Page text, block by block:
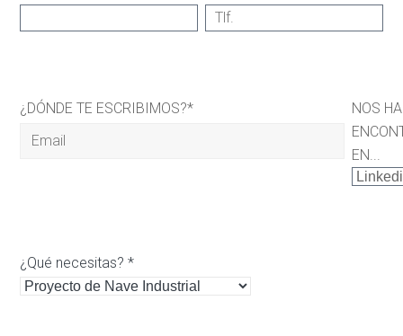
¿DÓNDE TE ESCRIBIMOS?*
NOS
EN...
¿Qué necesitas? *